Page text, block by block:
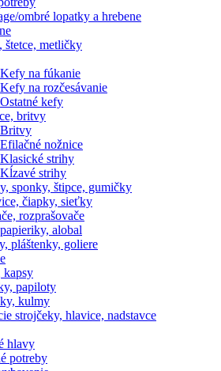
ombré lopatky a hrebene
štetce, metličky
Kefy na fúkanie
Kefy na rozčesávanie
Ostatné kefy
britvy
Britvy
Efilačné nožnice
Klasické strihy
Kĺzavé strihy
sponky, štipce, gumičky
čiapky, sieťky
rozprašovače
alobal
pláštenky, goliere
kapsy
papiloty
kulmy
strojčeky, hlavice, nadstavce
hlavy
potreby